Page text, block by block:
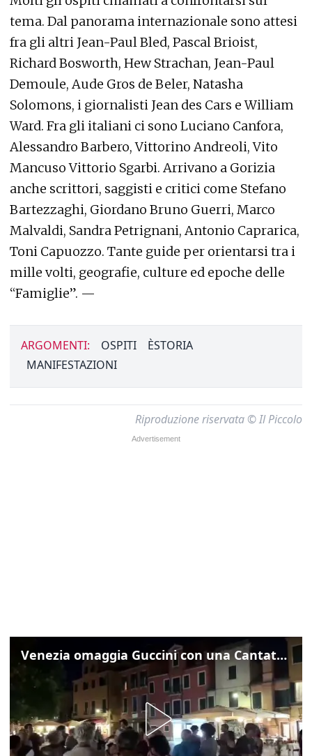
tema. Dal panorama internazionale sono attesi
fra gli altri Jean-Paul Bled, Pascal Brioist,
Richard Bosworth, Hew Strachan, Jean-Paul
Demoule, Aude Gros de Beler, Natasha
Solomons, i giornalisti Jean des Cars e William
Ward. Fra gli italiani ci sono Luciano Canfora,
Alessandro Barbero, Vittorino Andreoli, Vito
Mancuso Vittorio Sgarbi. Arrivano a Gorizia
anche scrittori, saggisti e critici come Stefano
Bartezzaghi, Giordano Bruno Guerri, Marco
Malvaldi, Sandra Petrignani, Antonio Caprarica,
Toni Capuozzo. Tante guide per orientarsi tra i
mille volti, geografie, culture ed epoche delle
“Famiglie”. —
ARGOMENTI: OSPITI
ÈSTORIA
MANIFESTAZIONI
Riproduzione riservata © Il Piccolo
Venezia omaggia Guccini con una Cantata Anarchica in campo Santa Margherita